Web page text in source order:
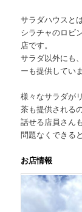
サラダハウスと
シラチャのロビ
店です。
サラダ以外にも
ーも提供していま
様々なサラダが
茶も提供される
話せる店員さん
問題なくできる
お店情報